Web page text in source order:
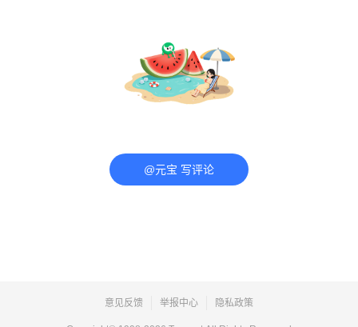
@元宝 写评论
意见反馈 举报中心 隐私政策